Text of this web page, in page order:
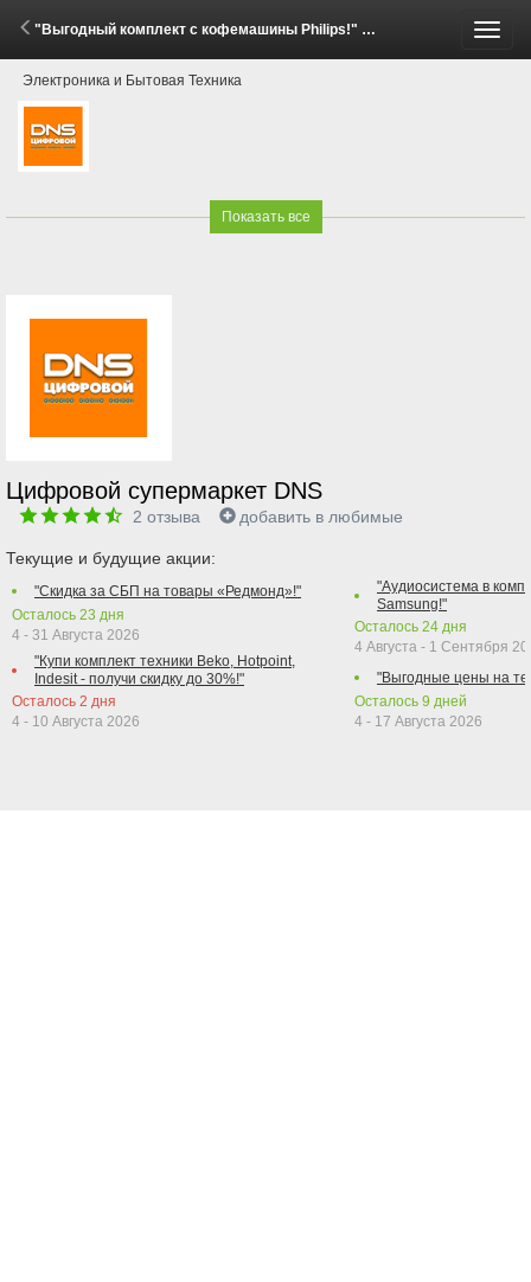
"Выгодный комплект с кофемашины Philips!" (30 Апреля - 31 Мая 2026)
Электроника и Бытовая Техника
Показать все
Цифровой супермаркет DNS
2 отзыва добавить в любимые
Текущие и будущие акции:
"Скидка за СБП на товары «Редмонд»!"
Осталось 23 дня
4 - 31 Августа 2026
"Купи комплект техники Beko, Hotpoint,
Indesit - получи скидку до 30%!"
Осталось 2 дня
4 - 10 Августа 2026
"Аудиосистема в
Samsung!"
Осталось 24 дня
4 Августа - 1 Сентября
"Выгодные цены на
Осталось 9 дней
4 - 17 Августа 2026